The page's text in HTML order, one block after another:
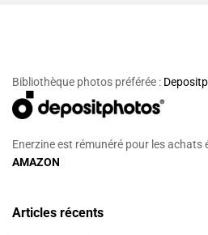
Bibliothèque photos préférée :
Enerzine est rémunéré pour les achats
AMAZON
Articles récents